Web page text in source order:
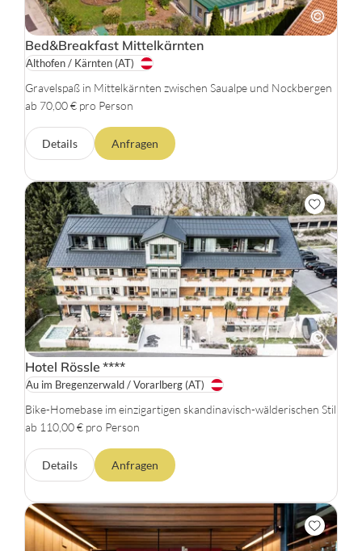
Bed&Breakfast Mittelkärnten
Althofen / Kärnten (AT)
Gravelspaß in Mittelkärnten zwischen Saualpe und Nockbergen
ab 70,00 € pro Person
Details Anfragen
Hotel Rössle ****
Au im Bregenzerwald / Vorarlberg (AT)
Bike-Homebase im einzigartigen skandinavisch-wälderischen Stil
ab 110,00 € pro Person
Details Anfragen